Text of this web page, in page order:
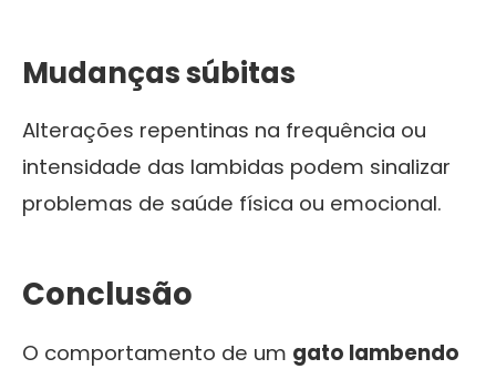
Mudanças súbitas
Alterações repentinas na frequência ou
intensidade das lambidas podem sinalizar
problemas de saúde física ou emocional.
Conclusão
O comportamento de um gato lambendo